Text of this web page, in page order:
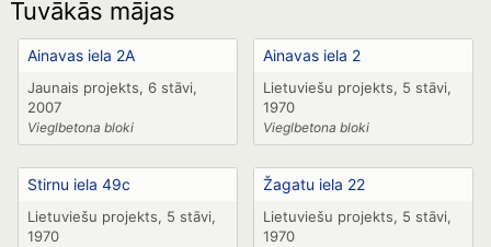
Tuvākās mājas
Ainavas iela 2A
Jaunais projekts, 6 stāvi,
2007
Vieglbetona bloki
Ainavas iela 2
Lietuviešu projekts, 5 stāvi,
1970
Vieglbetona bloki
Stirnu iela 49c
Lietuviešu projekts, 5 stāvi,
1970
Žagatu iela 22
Lietuviešu projekts, 5 stāvi,
1970